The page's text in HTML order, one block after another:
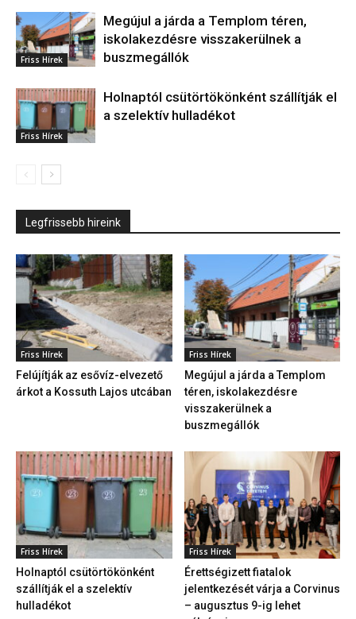
Friss Hírek
Megújul a járda a Templom téren,
iskolakezdésre visszakerülnek a
buszmegállók
Friss Hírek
Holnaptól csütörtökönként szállítják el
a szelektív hulladékot
Legfrissebb hireink
Friss Hírek
Felújítják az esővíz-elvezető
árkot a Kossuth Lajos utcában
Friss Hírek
Megújul a járda a Templom
téren, iskolakezdésre
visszakerülnek a
buszmegállók
Friss Hírek
Holnaptól csütörtökönként
szállítják el a szelektív
hulladékot
Friss Hírek
Érettségizett fiatalok
jelentkezését várja a Corvinus
– augusztus 9-ig lehet